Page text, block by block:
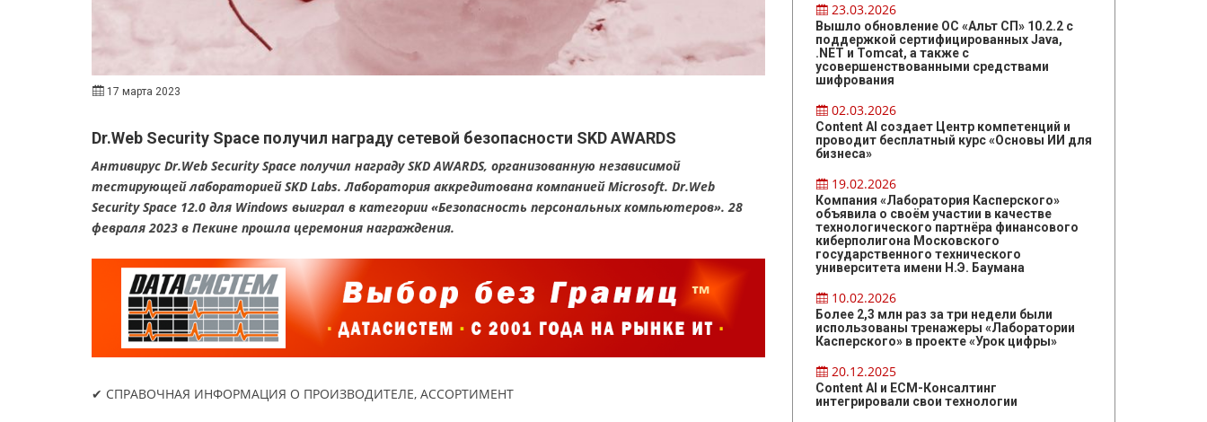
17 марта 2023
Dr.Web Security Space получил награду сетевой безопасности SKD AWARDS
Антивирус Dr.Web Security Space получил награду SKD AWARDS, организованную независимой
тестирующей лабораторией SKD Labs. Лаборатория аккредитована компанией Microsoft. Dr.Web
Security Space 12.0 для Windows выиграл в категории «Безопасность персональных компьютеров». 28
февраля 2023 в Пекине прошла церемония награждения.
✔ СПРАВОЧНАЯ ИНФОРМАЦИЯ О ПРОИЗВОДИТЕЛЕ, АССОРТИМЕНТ
23.03.2026
Вышло обновление ОС «Альт СП» 10.2.2 с
поддержкой сертифицированных Java,
.NET и Tomcat, а также с
усовершенствованными средствами
шифрования
02.03.2026
Content AI создает Центр компетенций и
проводит бесплатный курс «Основы ИИ для
бизнеса»
19.02.2026
Компания «Лаборатория Касперского»
объявила о своём участии в качестве
технологического партнёра финансового
киберполигона Московского
государственного технического
университета имени Н.Э. Баумана
10.02.2026
Более 2,3 млн раз за три недели были
использованы тренажеры «Лаборатории
Касперского» в проекте «Урок цифры»
20.12.2025
Content AI и ЕСМ-Консалтинг
интегрировали свои технологии